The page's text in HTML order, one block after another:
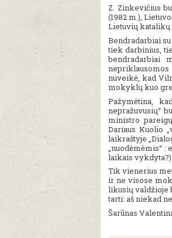
Z. Zinkevičius
(1982 m.),
Lietuvių katalikų
Bendradarbiai
tiek darbinius,
bendradarbiai
nuveikė, kad
mokyklų kuo
Pažymėtina,
nepražuvusių“
ministro
Dariaus Kuolio
laikraštyje
„nuodėmėmis“
laikais vykdyta?)…
Tik vienerius
ir ne visose
likusių valdžioje
tarti: aš niekad
Šarūnas